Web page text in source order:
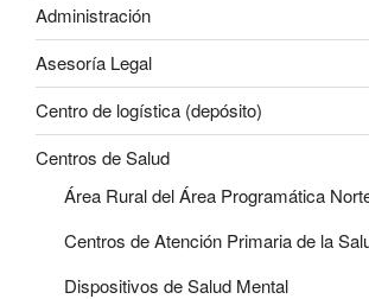
Administración
Asesoría Legal
Centro de logística (depósito)
Centros de Salud
Área Rural del Área Programática
Centros de Atención Primaria de la
Dispositivos de Salud Mental